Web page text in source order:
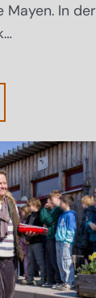
Mayen. In der